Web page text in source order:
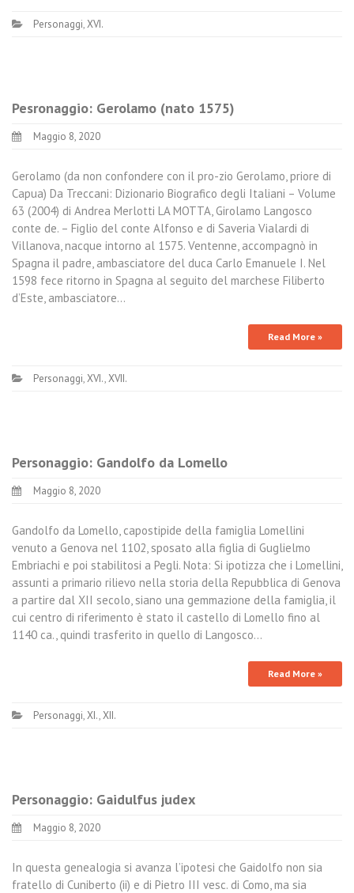
Personaggi,XVI.
Pesronaggio: Gerolamo (nato 1575)
Maggio 8, 2020
Gerolamo (da non confondere con il pro-zio Gerolamo, priore di
Capua) Da Treccani: Dizionario Biografico degli Italiani – Volume
63 (2004) di Andrea Merlotti LA MOTTA, Girolamo Langosco
conte de. – Figlio del conte Alfonso e di Saveria Vialardi di
Villanova, nacque intorno al 1575. Ventenne, accompagnò in
Spagna il padre, ambasciatore del duca Carlo Emanuele I. Nel
1598 fece ritorno in Spagna al seguito del marchese Filiberto
d’Este, ambasciatore…
Read More »
Personaggi,XVI.,XVII.
Personaggio: Gandolfo da Lomello
Maggio 8, 2020
Gandolfo da Lomello, capostipide della famiglia Lomellini
venuto a Genova nel 1102, sposato alla figlia di Guglielmo
Embriachi e poi stabilitosi a Pegli. Nota: Si ipotizza che i Lomellini,
assunti a primario rilievo nella storia della Repubblica di Genova
a partire dal XII secolo, siano una gemmazione della famiglia, il
cui centro di riferimento è stato il castello di Lomello fino al
1140 ca., quindi trasferito in quello di Langosco…
Read More »
Personaggi,XI.,XII.
Personaggio: Gaidulfus judex
Maggio 8, 2020
In questa genealogia si avanza l’ipotesi che Gaidolfo non sia
fratello di Cuniberto (ii) e di Pietro III vesc. di Como, ma sia